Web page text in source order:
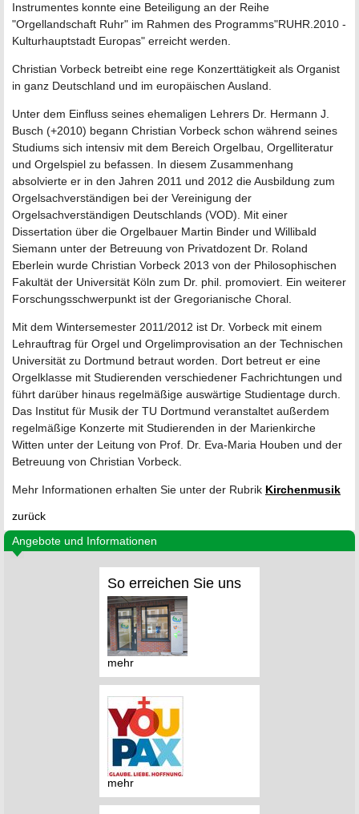
Instrumentes konnte eine Beteiligung an der Reihe
"Orgellandschaft Ruhr" im Rahmen des Programms"RUHR.2010 -
Kulturhauptstadt Europas" erreicht werden.
Christian Vorbeck betreibt eine rege Konzerttätigkeit als Organist
in ganz Deutschland und im europäischen Ausland.
Unter dem Einfluss seines ehemaligen Lehrers Dr. Hermann J.
Busch (+2010) begann Christian Vorbeck schon während seines
Studiums sich intensiv mit dem Bereich Orgelbau, Orgelliteratur
und Orgelspiel zu befassen. In diesem Zusammenhang
absolvierte er in den Jahren 2011 und 2012 die Ausbildung zum
Orgelsachverständigen bei der Vereinigung der
Orgelsachverständigen Deutschlands (VOD). Mit einer
Dissertation über die Orgelbauer Martin Binder und Willibald
Siemann unter der Betreuung von Privatdozent Dr. Roland
Eberlein wurde Christian Vorbeck 2013 von der Philosophischen
Fakultät der Universität Köln zum Dr. phil. promoviert. Ein weiterer
Forschungsschwerpunkt ist der Gregorianische Choral.
Mit dem Wintersemester 2011/2012 ist Dr. Vorbeck mit einem
Lehrauftrag für Orgel und Orgelimprovisation an der Technischen
Universität zu Dortmund betraut worden. Dort betreut er eine
Orgelklasse mit Studierenden verschiedener Fachrichtungen und
führt darüber hinaus regelmäßige auswärtige Studientage durch.
Das Institut für Musik der TU Dortmund veranstaltet außerdem
regelmäßige Konzerte mit Studierenden in der Marienkirche
Witten unter der Leitung von Prof. Dr. Eva-Maria Houben und der
Betreuung von Christian Vorbeck.
Mehr Informationen erhalten Sie unter der Rubrik Kirchenmusik
zurück
Angebote und Informationen
So erreichen Sie uns
mehr
mehr